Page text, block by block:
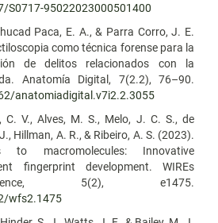
S0717-95022023000501400
Paca, E. A., & Parra Corro, J. E.
como técnica forense para la
de delitos relacionados con la
Anatomía Digital, 7(2.2), 76–90.
anatomiadigital.v7i2.2.3055
V., Alves, M. S., Melo, J. C. S., de
Hillman, A. R., & Ribeiro, A. S. (2023).
to macromolecules: Innovative
fingerprint development. WIREs
5(2), e1475.
wfs2.1475